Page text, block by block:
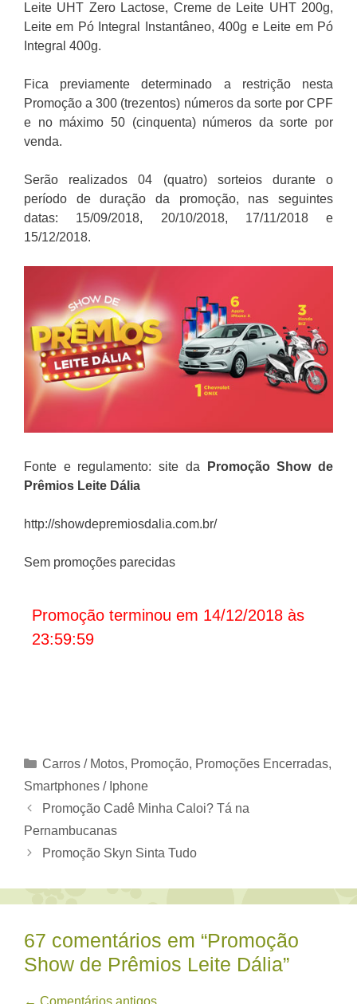
Leite UHT Zero Lactose, Creme de Leite UHT 200g,
Leite em Pó Integral Instantâneo, 400g e Leite em Pó
Integral 400g.
Fica previamente determinado a restrição nesta
Promoção a 300 (trezentos) números da sorte por CPF
e no máximo 50 (cinquenta) números da sorte por
venda.
Serão realizados 04 (quatro) sorteios durante o
período de duração da promoção, nas seguintes
datas: 15/09/2018, 20/10/2018, 17/11/2018 e
15/12/2018.
Fonte e regulamento: site da PromoçãoShow de
Prêmios Leite Dália
http://showdepremiosdalia.com.br/
Sem promoções parecidas
Promoção terminou em 14/12/2018 às
23:59:59
Categorias
Carros / Motos, Promoção, Promoções Encerradas,
Smartphones / Iphone
Promoção Cadê Minha Caloi? Tá na
Pernambucanas
Promoção Skyn Sinta Tudo
67 comentários em “Promoção
Show de Prêmios Leite Dália”